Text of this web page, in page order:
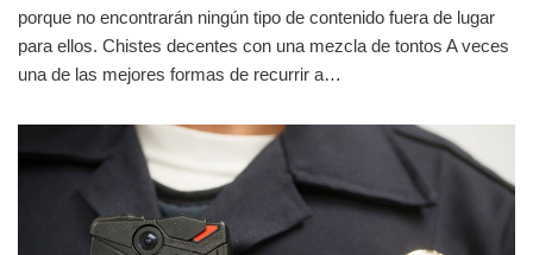
porque no encontrarán ningún tipo de contenido fuera de lugar
para ellos. Chistes decentes con una mezcla de tontos A veces
una de las mejores formas de recurrir a…